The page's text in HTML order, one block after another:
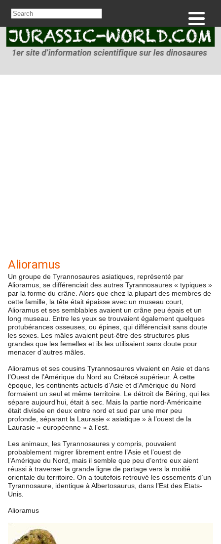
Alioramus
Un groupe de Tyrannosaures asiatiques, représenté par
Alioramus, se différenciait des autres Tyrannosaures « typiques »
par la forme du crâne. Alors que chez la plupart des membres de
cette famille, la tête était épaisse avec un museau court,
Alioramus et ses semblables avaient un crâne peu épais et un
long museau. Entre les yeux se trouvaient également quelques
protubérances osseuses, ou épines, qui différenciait sans doute
les sexes. Les mâles avaient peut-être des structures plus
grandes que les femelles et ils les utilisaient sans doute pour
menacer d’autres mâles.
Alioramus et ses cousins Tyrannosaures vivaient en Asie et dans
l’Ouest de l’Amérique du Nord au Crétacé supérieur. À cette
époque, les continents actuels d’Asie et d’Amérique du Nord
formaient un seul et même territoire. Le détroit de Béring, qui les
sépare aujourd’hui, était à sec. Mais la partie nord-Américaine
était divisée en deux entre nord et sud par une mer peu
profonde, séparant la Laurasie « asiatique » à l’ouest de la
Laurasie « européenne » à l’est.
Les animaux, les Tyrannosaures y compris, pouvaient
probablement migrer librement entre l’Asie et l’ouest de
l’Amérique du Nord, mais il semble que peu d’entre eux aient
réussi à traverser la grande ligne de partage vers la moitié
orientale du territoire. On a toutefois retrouvé les ossements d’un
Tyrannosaure, identique à Albertosaurus, dans l’Est des Etats-
Unis.
Alioramus